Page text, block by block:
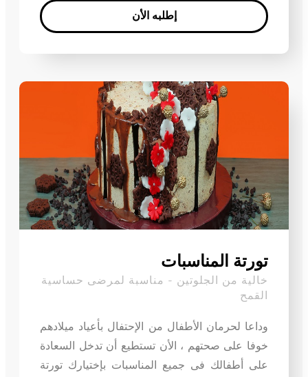
إطلبه الأن
تورتة المناسبات
خالية من الجلوتين - مناسبة لمرضى حساسية
القمح
وداعا لحرمان الأطفال من الإحتفال بأعياد ميلادهم
خوفا على صحتهم ، الأن تستطيع أن تدخل السعادة
على أطفالك فى جميع المناسبات بإختيارك تورتة
Enter your text here...